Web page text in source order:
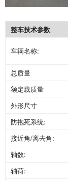
整车技术参数
车辆名称:
总质量
额定载质量
外形尺寸
防抱死系统:
接近角/离去角:
轴数:
轴荷: